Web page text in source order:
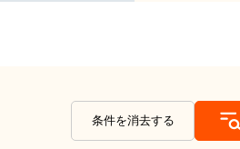
条件を消去する